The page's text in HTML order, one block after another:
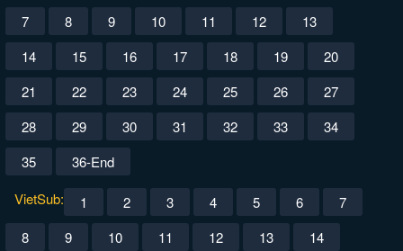
7
8 9 10 11 12
13
14
15 16 17 18 19
20
21
22 23 24 25 26
27
28
29 30 31 32 33
34
35
36-End
VietSub:
1 2 3 4 5 6
7
8
9 10 11 12 13
14